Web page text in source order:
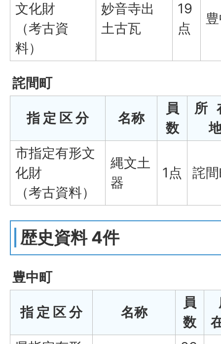
文化財
（考古資
料）
妙音寺出
土古瓦
19
点
詫間町
指 定 区 分 名称
員
数
所
市指定有形文
化財
（考古資料）
縄文土
器
1点 詫
歴史資料 4件
豊中町
指 定 区 分 名称
員
数